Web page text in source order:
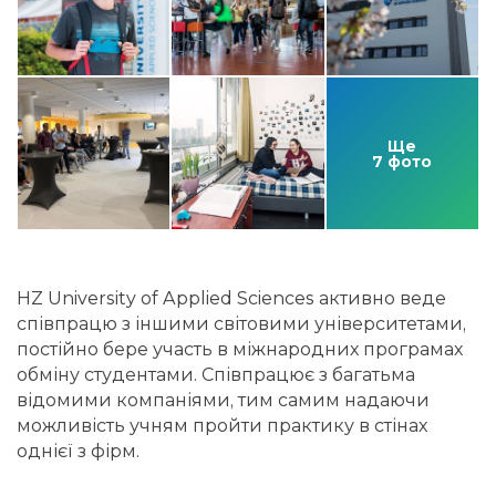
Ще
7 фото
HZ University of Applied Sciences активно веде
співпрацю з іншими світовими університетами,
постійно бере участь в міжнародних програмах
обміну студентами. Співпрацює з багатьма
відомими компаніями, тим самим надаючи
можливість учням пройти практику в стінах
однієї з фірм.